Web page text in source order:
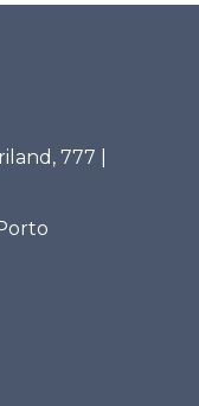
777 |